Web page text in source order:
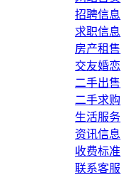
招聘信息
求职信息
房产租售
交友婚恋
二手出售
二手求购
生活服务
资讯信息
收费标准
联系客服